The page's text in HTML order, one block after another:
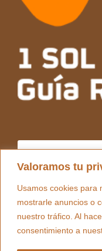
Valoramos tu
Usamos cookies para
mostrarle anuncios o
nuestro tráfico. Al
consentimiento a